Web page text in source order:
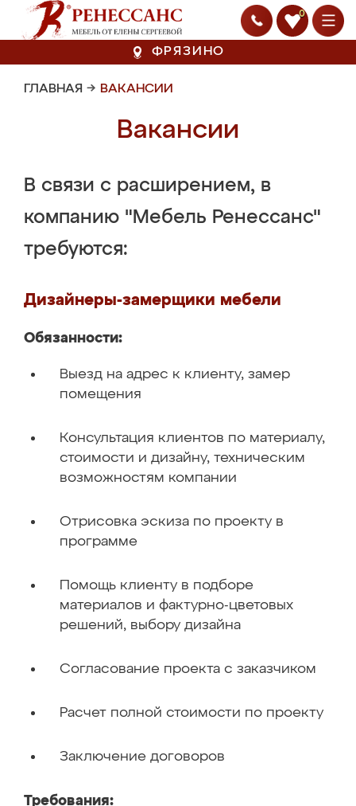
0
ФРЯЗИНО
ГЛАВНАЯ → ВАКАНСИИ
Вакансии
В связи с расширением, в
компанию "Мебель Ренессанс"
требуются:
Дизайнеры-замерщики мебели
Обязанности:
Выезд на адрес к клиенту‚ замер
помещения
Консультация клиентов по материалу,
стоимости и дизайну, техническим
возможностям компании
Отрисовка эскиза по проекту в
программе
Помощь клиенту в подборе
материалов и фактурно-цветовых
решений, выбору дизайна
Согласование проекта с заказчиком
Расчет полной стоимости по проекту
Заключение договоров
Требования: